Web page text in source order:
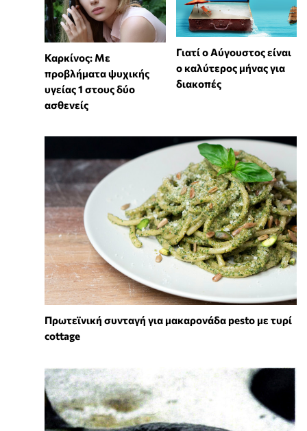
Καρκίνος: Με
προβλήματα ψυχικής
υγείας 1 στους δύο
ασθενείς
Γιατί ο Αύγουστος είναι
ο καλύτερος μήνας για
διακοπές
Πρωτεϊνική συνταγή για μακαρονάδα pesto με τυρί
cottage